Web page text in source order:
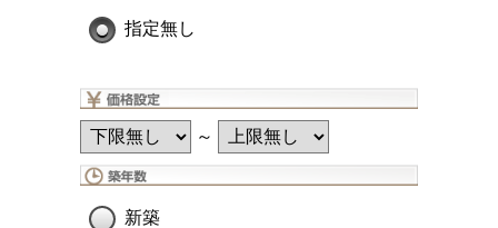
指定無し
～
新築